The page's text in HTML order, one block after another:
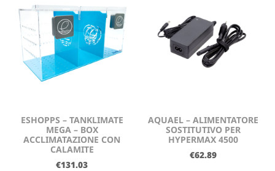
ESHOPPS – TANKLIMATE
MEGA – BOX
ACCLIMATAZIONE CON
CALAMITE
€131.03
AQUAEL – ALIMENTATORE
SOSTITUTIVO PER
HYPERMAX 4500
€62.89